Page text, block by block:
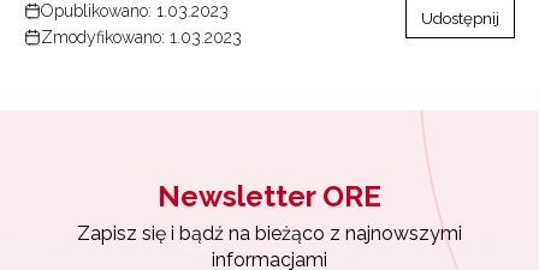
Opublikowano: 1.03.2023
Zmodyfikowano: 1.03.2023
Udostępnij
Newsletter ORE
Zapisz się i bądź na bieżąco z najnowszymi
informacjami